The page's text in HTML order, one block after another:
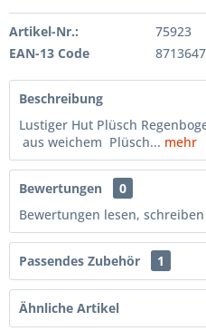
Artikel-Nr.:
75923
EAN-13 Code
Beschreibung
Lustiger Hut Plüsch
aus weichem Plüsch... mehr
Bewertungen
0
Bewertungen lesen,
Passendes Zubehör 1
Ähnliche Artikel